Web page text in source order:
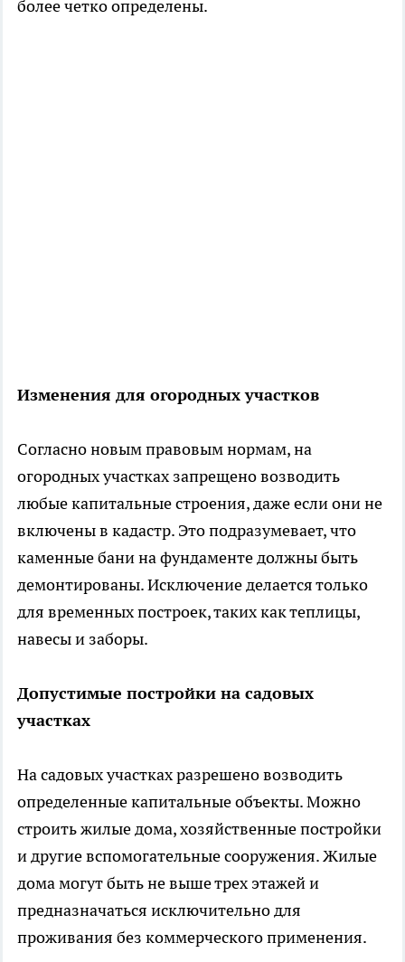
более четко определены.
Изменения для огородных участков
Согласно новым правовым нормам, на
огородных участках запрещено возводить
любые капитальные строения, даже если они не
включены в кадастр. Это подразумевает, что
каменные бани на фундаменте должны быть
демонтированы. Исключение делается только
для временных построек, таких как теплицы,
навесы и заборы.
Допустимые постройки на садовых
участках
На садовых участках разрешено возводить
определенные капитальные объекты. Можно
строить жилые дома, хозяйственные постройки
и другие вспомогательные сооружения. Жилые
дома могут быть не выше трех этажей и
предназначаться исключительно для
проживания без коммерческого применения.